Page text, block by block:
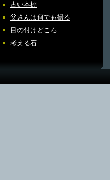
古い本棚
父さんは何でも撮る
目の付けどころ
考える石